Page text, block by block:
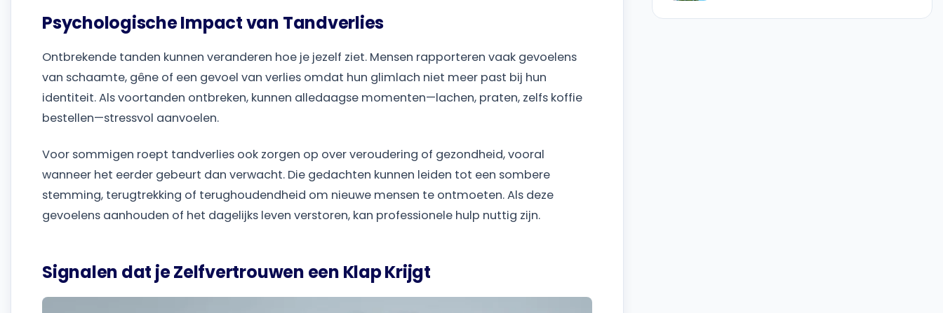
Psychologische Impact van Tandverlies
Ontbrekende tanden kunnen veranderen hoe je jezelf ziet. Mensen rapporteren vaak gevoelens
van schaamte, gêne of een gevoel van verlies omdat hun glimlach niet meer past bij hun
identiteit. Als voortanden ontbreken, kunnen alledaagse momenten—lachen, praten, zelfs koffie
bestellen—stressvol aanvoelen.
Voor sommigen roept tandverlies ook zorgen op over veroudering of gezondheid, vooral
wanneer het eerder gebeurt dan verwacht. Die gedachten kunnen leiden tot een sombere
stemming, terugtrekking of terughoudendheid om nieuwe mensen te ontmoeten. Als deze
gevoelens aanhouden of het dagelijks leven verstoren, kan professionele hulp nuttig zijn.
Signalen dat je Zelfvertrouwen een Klap Krijgt